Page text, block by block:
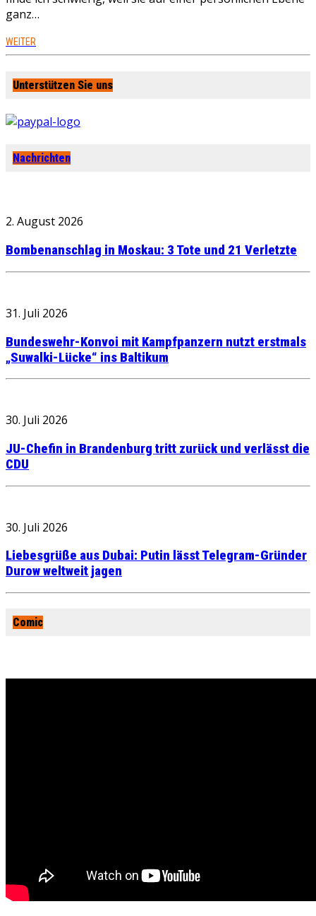
ganz…
WEITER
Unterstützen Sie uns
Nachrichten
2. August 2026
Bombenanschlag in Moskau: 3 Tote und 21 Verletzte
31. Juli 2026
Bundeswehr-Konvoi mit Kampfpanzern nutzt erstmals
„Suwalki-Lücke“ ins Baltikum
30. Juli 2026
JU-Chefin in Brandenburg tritt zurück und verlässt die
CDU
30. Juli 2026
Liebesgrüße aus Dubai: Putin lässt Telegram-Gründer
Durow weltweit jagen
Comic